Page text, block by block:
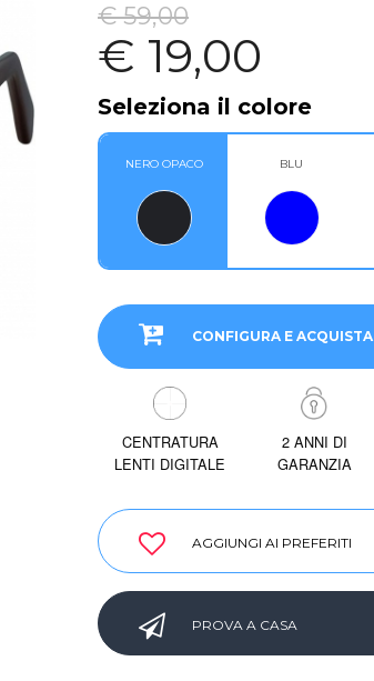
€ 59,00
€ 19,00
Seleziona il colore
NERO OPACO BLU
CONFIGURA E ACQUISTA
CENTRATURA
LENTI DIGITALE
2 ANNI DI
GARANZIA
AGGIUNGI AI PREFERITI
PROVA A CASA